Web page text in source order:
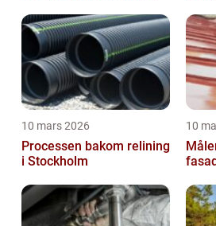
10 mars 2026
Processen bakom relining
i Stockholm
10
Måleri